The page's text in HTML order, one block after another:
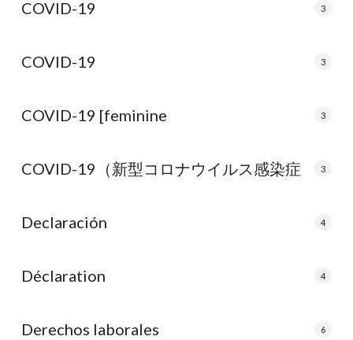
COVID-19 3
COVID-19 3
COVID-19 [feminine 3
COVID-19（新型コロナウイルス感染症 3
Declaración 4
Déclaration 4
Derechos laborales 6